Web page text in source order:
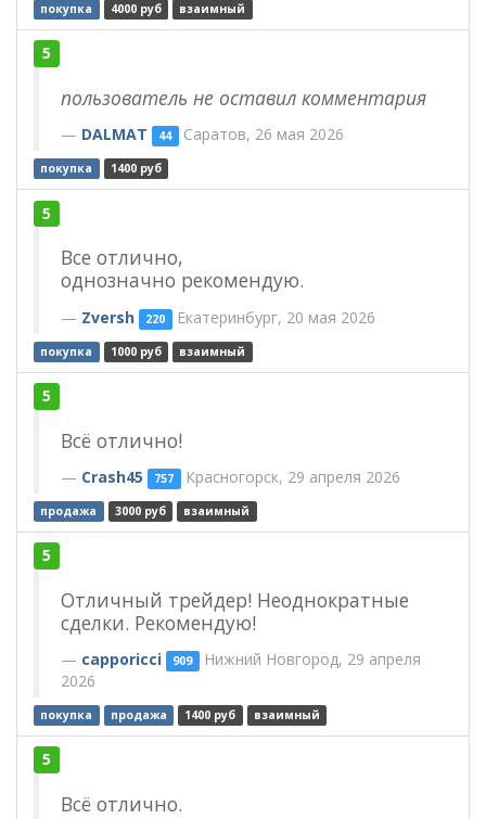
покупка 4000 руб взаимный
5
пользователь не оставил комментария
DALMAT 44 Саратов, 26 мая 2026
покупка 1400 руб
5
Все отлично,
однозначно рекомендую.
Zversh 220 Екатеринбург, 20 мая 2026
покупка 1000 руб взаимный
5
Всё отлично!
Crash45 757 Красногорск, 29 апреля 2026
продажа 3000 руб взаимный
5
Отличный трейдер! Неоднократные
сделки. Рекомендую!
capporicci 909 Нижний Новгород, 29 апреля
2026
покупка продажа 1400 руб взаимный
5
Всё отлично.